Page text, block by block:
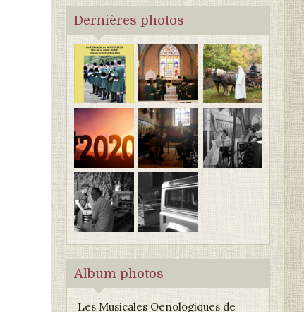
Dernières photos
Album photos
Les Musicales Oenologiques de